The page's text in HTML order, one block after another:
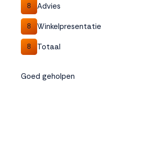
8 Advies
8 Winkelpresentatie
8 Totaal
Goed geholpen